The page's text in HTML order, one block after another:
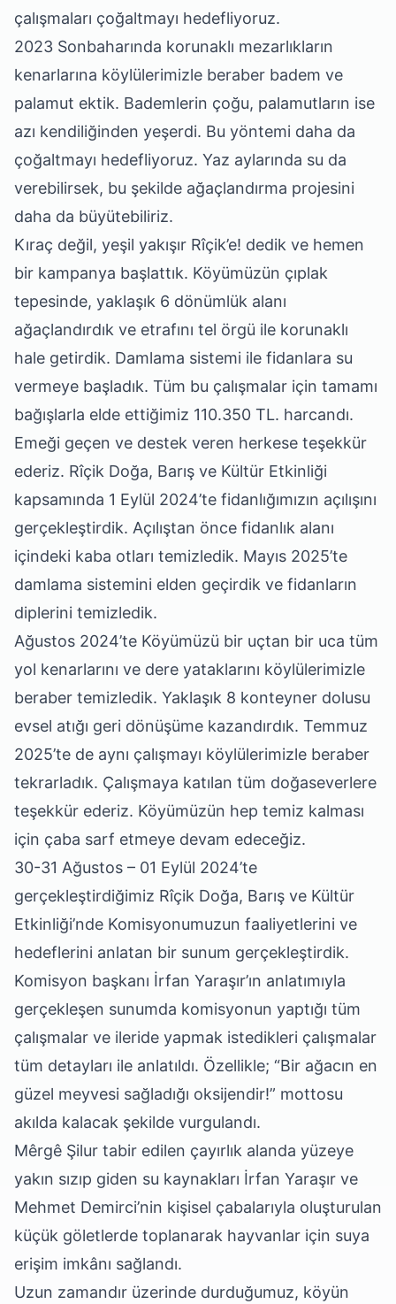
çalışmaları çoğaltmayı hedefliyoruz.
2023 Sonbaharında korunaklı mezarlıkların
kenarlarına köylülerimizle beraber badem ve
palamut ektik. Bademlerin çoğu, palamutların ise
azı kendiliğinden yeşerdi. Bu yöntemi daha da
çoğaltmayı hedefliyoruz. Yaz aylarında su da
verebilirsek, bu şekilde ağaçlandırma projesini
daha da büyütebiliriz.
Kıraç değil, yeşil yakışır Rîçik’e! dedik ve hemen
bir kampanya başlattık. Köyümüzün çıplak
tepesinde, yaklaşık 6 dönümlük alanı
ağaçlandırdık ve etrafını tel örgü ile korunaklı
hale getirdik. Damlama sistemi ile fidanlara su
vermeye başladık. Tüm bu çalışmalar için tamamı
bağışlarla elde ettiğimiz 110.350 TL. harcandı.
Emeği geçen ve destek veren herkese teşekkür
ederiz. Rîçik Doğa, Barış ve Kültür Etkinliği
kapsamında 1 Eylül 2024’te fidanlığımızın açılışını
gerçekleştirdik. Açılıştan önce fidanlık alanı
içindeki kaba otları temizledik. Mayıs 2025’te
damlama sistemini elden geçirdik ve fidanların
diplerini temizledik.
Ağustos 2024’te Köyümüzü bir uçtan bir uca tüm
yol kenarlarını ve dere yataklarını köylülerimizle
beraber temizledik. Yaklaşık 8 konteyner dolusu
evsel atığı geri dönüşüme kazandırdık. Temmuz
2025’te de aynı çalışmayı köylülerimizle beraber
tekrarladık. Çalışmaya katılan tüm doğaseverlere
teşekkür ederiz. Köyümüzün hep temiz kalması
için çaba sarf etmeye devam edeceğiz.
30-31 Ağustos – 01 Eylül 2024’te
gerçekleştirdiğimiz Rîçik Doğa, Barış ve Kültür
Etkinliği’nde Komisyonumuzun faaliyetlerini ve
hedeflerini anlatan bir sunum gerçekleştirdik.
Komisyon başkanı İrfan Yaraşır’ın anlatımıyla
gerçekleşen sunumda komisyonun yaptığı tüm
çalışmalar ve ileride yapmak istedikleri çalışmalar
tüm detayları ile anlatıldı. Özellikle; “Bir ağacın en
güzel meyvesi sağladığı oksijendir!” mottosu
akılda kalacak şekilde vurgulandı.
Mêrgê Şilur tabir edilen çayırlık alanda yüzeye
yakın sızıp giden su kaynakları İrfan Yaraşır ve
Mehmet Demirci’nin kişisel çabalarıyla oluşturulan
küçük göletlerde toplanarak hayvanlar için suya
erişim imkânı sağlandı.
Uzun zamandır üzerinde durduğumuz, köyün